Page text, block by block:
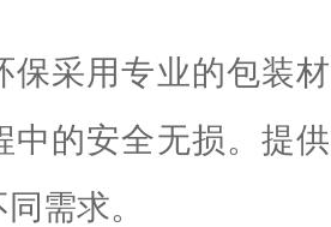
保采用专业的包装
中的安全无损。提
需求。